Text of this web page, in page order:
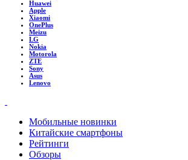
Huawei
Apple
Xiaomi
OnePlus
Meizu
LG
Nokia
Motorola
ZTE
Sony
Asus
Lenovo
Мобильные новинки
Китайские смартфоны
Рейтинги
Обзоры